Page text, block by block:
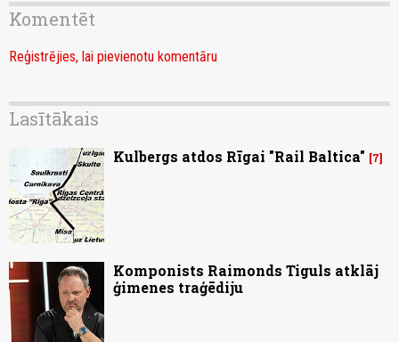
Komentēt
Reģistrējies, lai pievienotu komentāru
Lasītākais
Kulbergs atdos Rīgai "Rail Baltica" 7
Komponists Raimonds Tiguls atklāj
ģimenes traģēdiju